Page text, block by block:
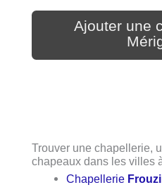
Ajouter une
Trouver une chapellerie,
chapeaux dans les villes
Chapellerie